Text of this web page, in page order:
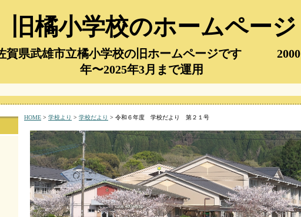
旧橘小学校のホームページ
賀県武雄市立橘小学校の旧ホームページです 2000
年〜2025年3月まで運用
HOME > 学校より > 学校だより > 令和６年度 学校だより 第２１号